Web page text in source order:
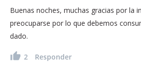
Buenas noches, muchas gracias por la
preocuparse por lo que debemos
dado.
2 Responder